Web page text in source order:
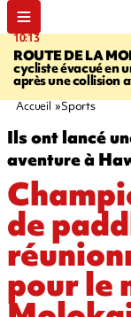
10:13
ROUTE DE LA
cycliste évacué en
après une collision
Accueil Sports
Ils ont lancé
aventure à
de
pour le